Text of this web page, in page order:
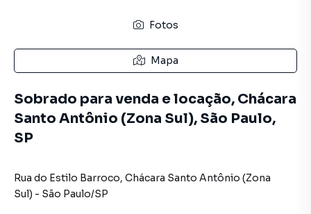
Fotos
Mapa
Sobrado para venda e locação, Chácara
Santo Antônio (Zona Sul), São Paulo,
SP
Rua do Estilo Barroco, Chácara Santo Antônio (Zona
Sul) - São Paulo/SP